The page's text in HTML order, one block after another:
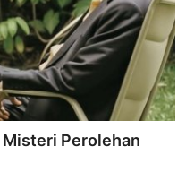
Perolehan